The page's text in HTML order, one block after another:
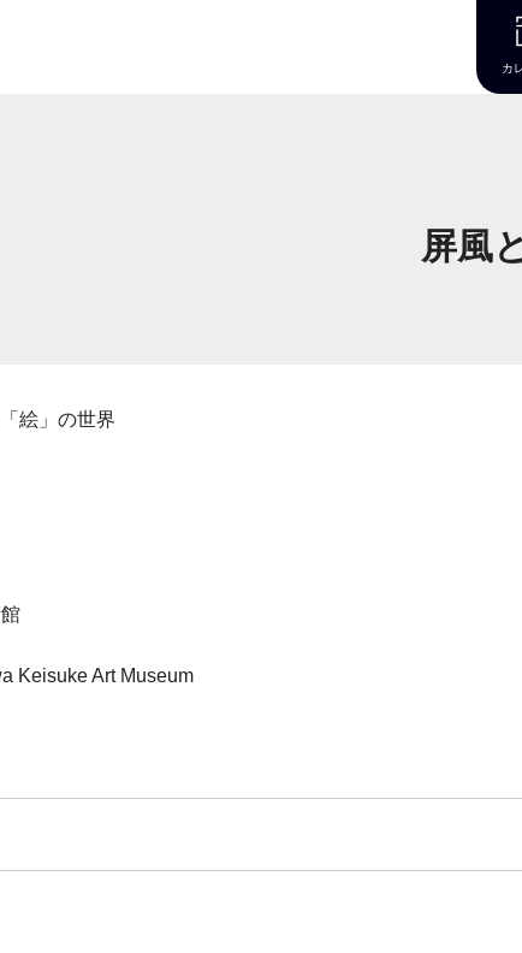
カ
屏風
絵」の世界
Keisuke Art Museum